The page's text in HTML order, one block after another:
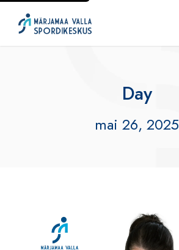
Day
mai 26, 2025